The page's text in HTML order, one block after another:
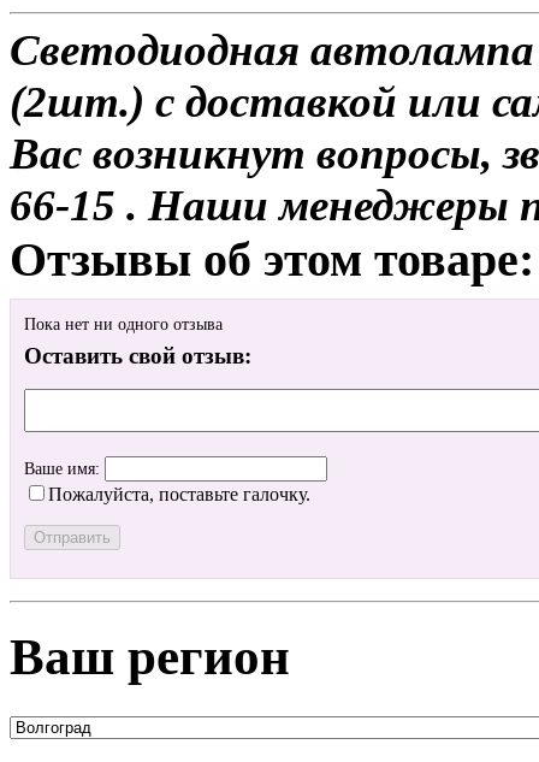
Светодиодная
(2шт.) с доставкой или
Вас возникнут вопросы,
66-15 . Наши менеджеры
Отзывы об этом товаре:
Пока нет ни одного отзыва
Оставить свой отзыв:
Ваше имя:
Пожалуйста, поставьте галочку.
Ваш регион